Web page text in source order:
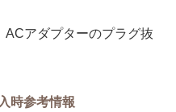
ACアダプターのプラグ抜
時参考情報